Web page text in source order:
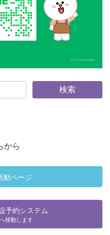
から
動ページ
予約システム
移動します